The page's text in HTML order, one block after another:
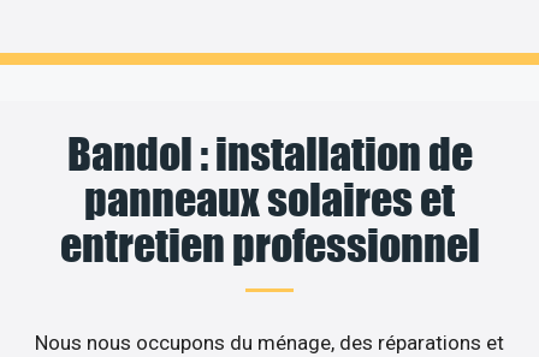
Bandol : installation de
panneaux solaires et
entretien professionnel
Nous nous occupons du ménage, des réparations et